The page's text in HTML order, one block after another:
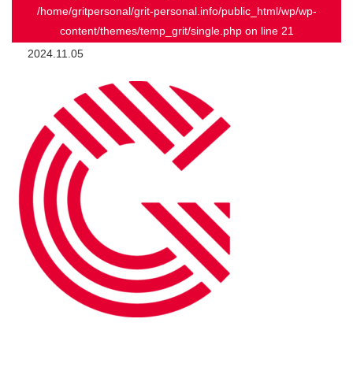
/home/gritpersonal/grit-personal.info/public_html/wp/wp-
content/themes/temp_grit/single.phpon line 21
2024.11.05